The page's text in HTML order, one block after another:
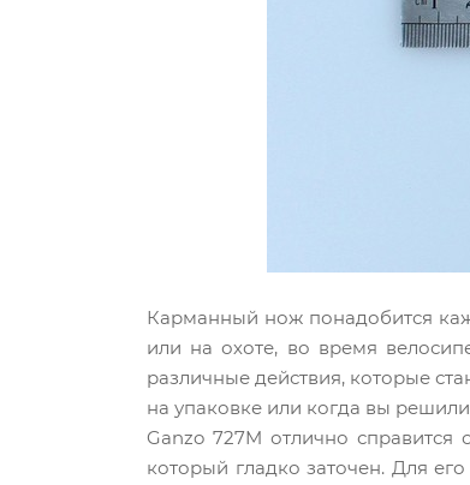
Карманный нож понадобится
или на охоте, во время
различные действия, которые
на упаковке или когда вы
Ganzo 727M отлично
который гладко заточен. Для